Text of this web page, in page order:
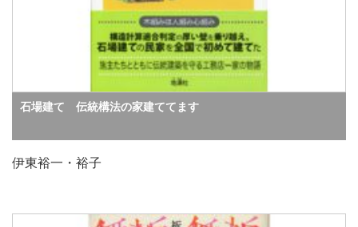
石場建て 伝統構法の家建ててます
伊東裕一・裕子